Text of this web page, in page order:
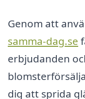
Genom att
samma-dag.se
erbjudanden
dig att sprida